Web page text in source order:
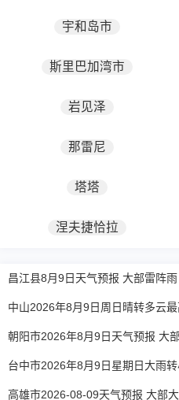
宇和岛市
斯里巴加湾市
岩见泽
那雷尼
塔塔
涅夫捷恰拉
昌江县8月9日天气预报 大部雷阵雨
中山2026年8月9日周日晴转多云
朝阳市2026年8月9日天气预报 大
台中市2026年8月9日星期日大雨
高雄市2026-08-09天气预报 大部